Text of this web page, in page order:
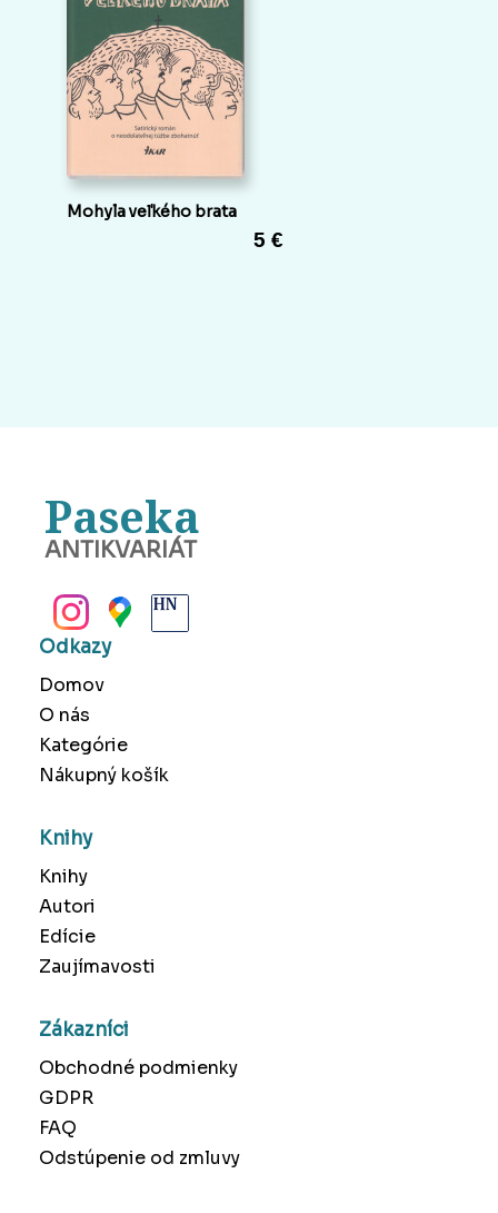
Mohyla veľkého brata
5 €
Paseka
ANTIKVARIÁT
Odkazy
Domov
O nás
Kategórie
Nákupný košík
Knihy
Knihy
Autori
Edície
Zaujímavosti
Zákazníci
Obchodné podmienky
GDPR
FAQ
Odstúpenie od zmluvy